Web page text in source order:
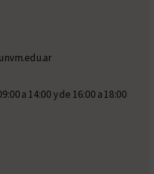
a 14:00 y de 16:00 a 18:00